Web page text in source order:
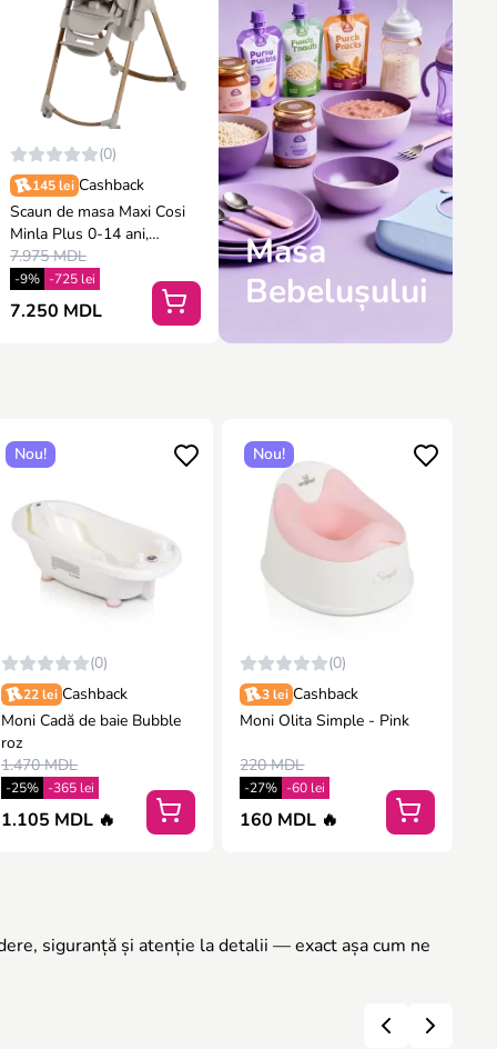
Masa
Bebelușului
(0)
145 lei Cashback
Scaun de masa Maxi Cosi
Minla Plus 0-14 ani,
Elegance Beige
7.975 MDL
-9% -725 lei
7.250 MDL
Nou!
(0)
22 lei Cashback
Moni Cadă de baie Bubble
roz
1.470 MDL
-25% -365 lei
1.105 MDL 🔥
Nou!
(0)
3 lei Cashback
Moni Olita Simple - Pink
220 MDL
-27% -60 lei
160 MDL 🔥
siguranță și atenție la detalii — exact așa cum ne